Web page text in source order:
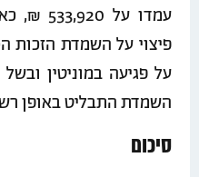
עמדו על
פיצוי על השמדת הזכות
על פגיעה במוניטין
השמדת התבליט באופן
סיכום